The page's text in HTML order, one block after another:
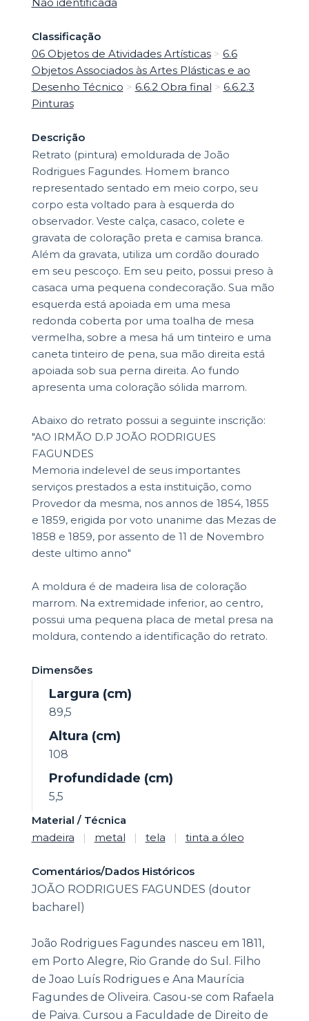
Classificação
06 Objetos de Atividades Artísticas> 6.6
Objetos Associados às Artes Plásticas e ao
Desenho Técnico > 6.6.2 Obra final > 6.6.2.3
Pinturas
Descrição
Retrato (pintura) emoldurada de João
Rodrigues Fagundes. Homem branco
representado sentado em meio corpo, seu
corpo esta voltado para à esquerda do
observador. Veste calça, casaco, colete e
gravata de coloração preta e camisa branca.
Além da gravata, utiliza um cordão dourado
em seu pescoço. Em seu peito, possui preso à
casaca uma pequena condecoração. Sua mão
esquerda está apoiada em uma mesa
redonda coberta por uma toalha de mesa
vermelha, sobre a mesa há um tinteiro e uma
caneta tinteiro de pena, sua mão direita está
apoiada sob sua perna direita. Ao fundo
apresenta uma coloração sólida marrom.
Abaixo do retrato possui a seguinte inscrição:
"AO IRMÃO D.P JOÃO RODRIGUES
FAGUNDES
Memoria indelevel de seus importantes
serviços prestados a esta instituição, como
Provedor da mesma, nos annos de 1854, 1855
e 1859, erigida por voto unanime das Mezas de
1858 e 1859, por assento de 11 de Novembro
deste ultimo anno"
A moldura é de madeira lisa de coloração
marrom. Na extremidade inferior, ao centro,
possui uma pequena placa de metal presa na
moldura, contendo a identificação do retrato.
Dimensões
Largura (cm)
89,5
Altura (cm)
108
Profundidade (cm)
5,5
Material / Técnica
madeira
| metal | tela | tinta a óleo
Comentários/Dados Históricos
JOÃO RODRIGUES FAGUNDES (doutor
bacharel)
João Rodrigues Fagundes nasceu em 1811,
em Porto Alegre, Rio Grande do Sul. Filho
de Joao Luís Rodrigues e Ana Maurícia
Fagundes de Oliveira. Casou-se com Rafaela
de Paiva. Cursou a Faculdade de Direito de